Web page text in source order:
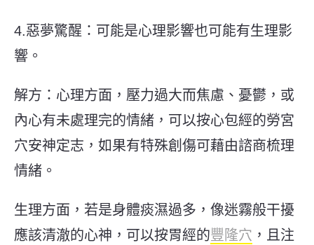
4.惡夢驚醒：可能是心理影響也可能有生理影
響。
解方：心理方面，壓力過大而焦慮、憂鬱，或
內心有未處理完的情緒，可以按心包經的勞宮
穴安神定志，如果有特殊創傷可藉由諮商梳理
情緒。
生理方面，若是身體痰濕過多，像迷霧般干擾
應該清澈的心神，可以按胃經的豐隆穴 ，且注